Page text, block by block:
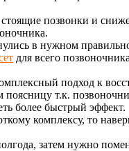
позвонки и
в нужном
для всего
подход к
т.к.
более быстрый эффект.
комплексу, то
затем нужно